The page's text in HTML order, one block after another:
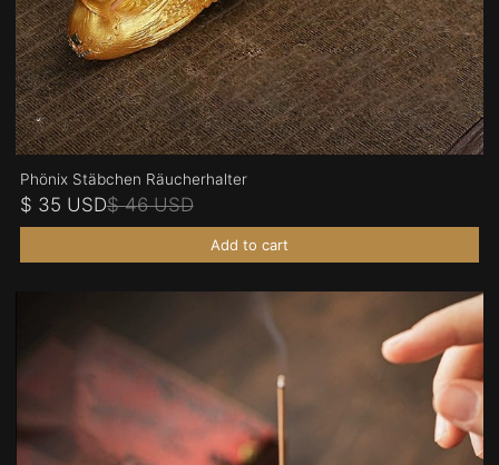
Phönix Stäbchen Räucherhalter
$ 35 USD$ 46 USD
Add to cart